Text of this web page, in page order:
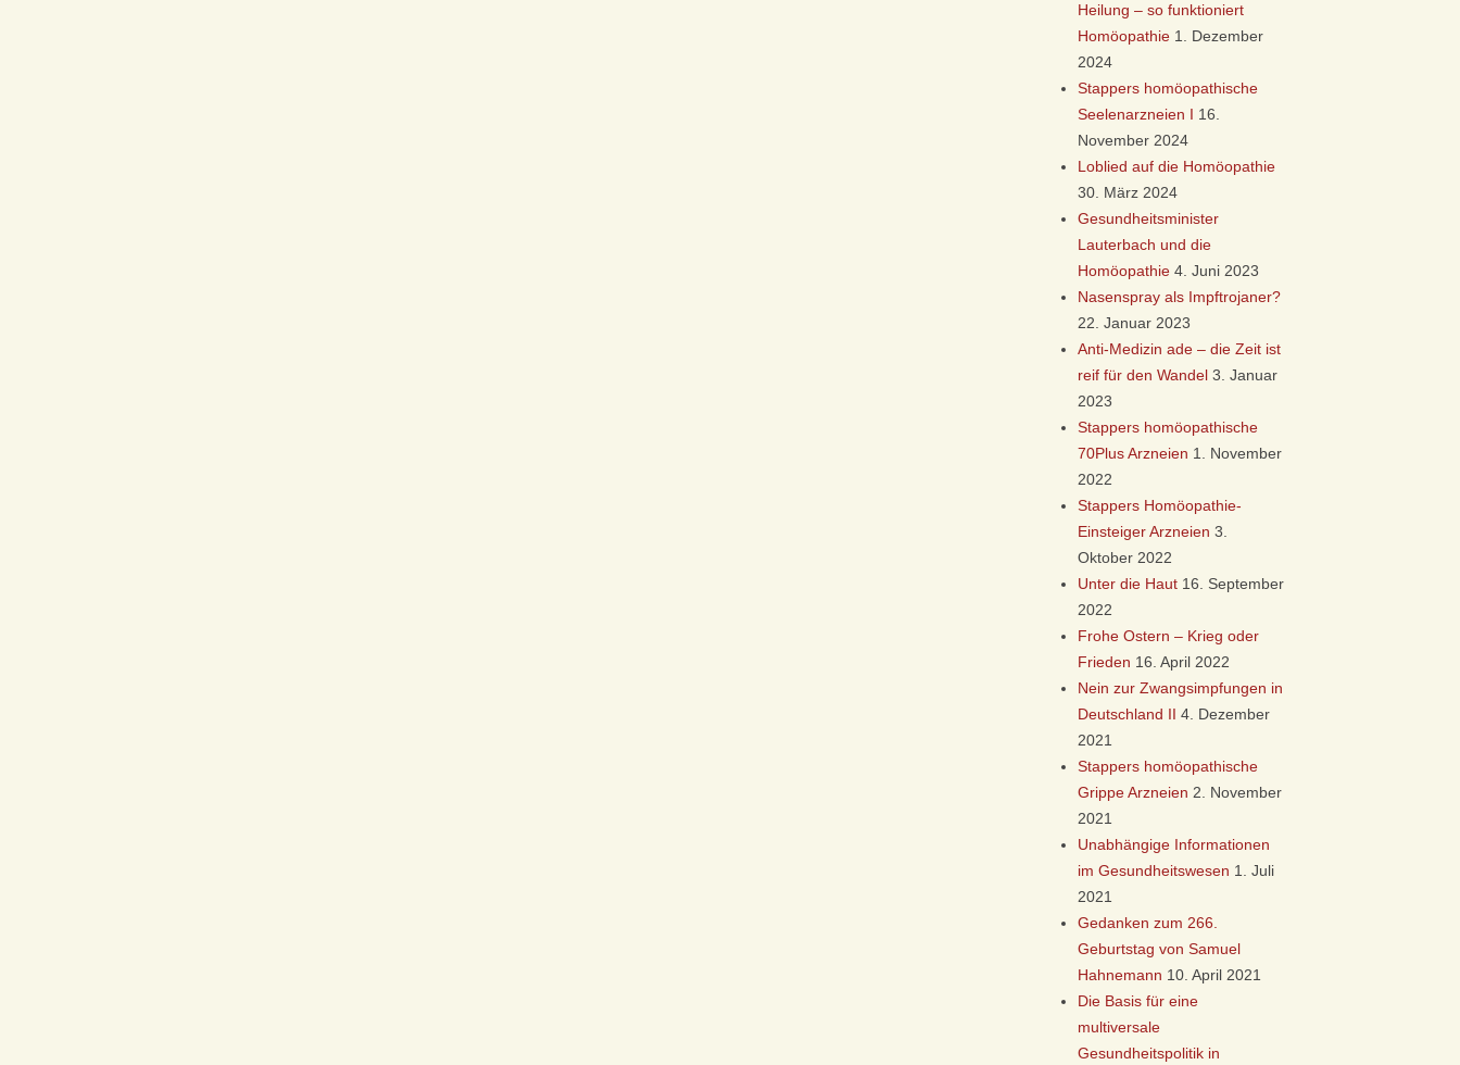
Heilung – so funktioniert
Homöopathie 1. Dezember
2024
Stappers homöopathische
Seelenarzneien I 16.
November 2024
Loblied auf die Homöopathie
30. März 2024
Gesundheitsminister
Lauterbach und die
Homöopathie 4. Juni 2023
Nasenspray als Impftrojaner?
22. Januar 2023
Anti-Medizin ade – die Zeit ist
reif für den Wandel 3. Januar
2023
Stappers homöopathische
70Plus Arzneien 1. November
2022
Stappers Homöopathie-
Einsteiger Arzneien 3.
Oktober 2022
Unter die Haut 16. September
2022
Frohe Ostern – Krieg oder
Frieden 16. April 2022
Nein zur Zwangsimpfungen in
Deutschland II 4. Dezember
2021
Stappers homöopathische
Grippe Arzneien 2. November
2021
Unabhängige Informationen
im Gesundheitswesen 1. Juli
2021
Gedanken zum 266.
Geburtstag von Samuel
Hahnemann 10. April 2021
Die Basis für eine
multiversale
Gesundheitspolitik in